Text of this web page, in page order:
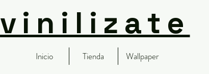
vinilizate
Inicio Tienda Wallpaper